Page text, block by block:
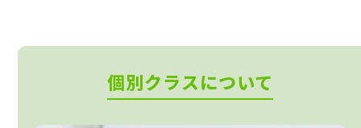
個別クラスについて